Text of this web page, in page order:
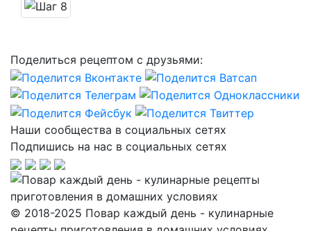
Поделиться рецептом с друзьями:
Наши сообщества в социальных сетях
Подпишись на нас в социальных сетях
© 2018-2025 Повар каждый день - кулинарные